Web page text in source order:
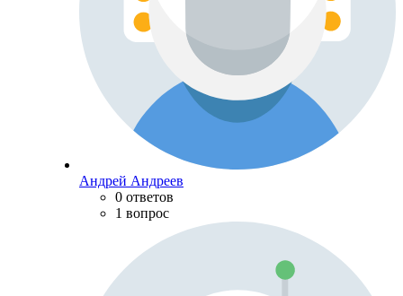
Андрей Андреев
0 ответов
1 вопрос